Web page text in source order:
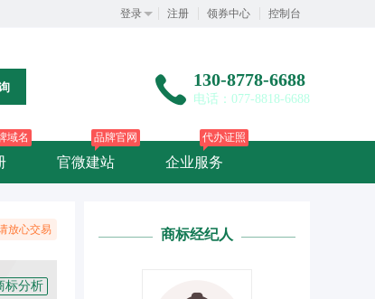
登录 注册 领券中心 控制台
130-8778-6688
电话：077-8818-6688
域名
官微建站
品牌官网
企业服务
代办证照
放心交易
标分析
商标经纪人